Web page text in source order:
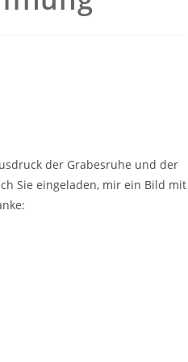
der Grabesruhe und der
Sie eingeladen, mir ein Bild mit